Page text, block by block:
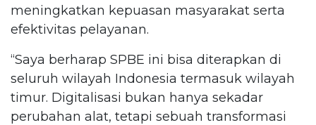
meningkatkan kepuasan masyarakat serta
efektivitas pelayanan.
“Saya berharap SPBE ini bisa diterapkan di
seluruh wilayah Indonesia termasuk wilayah
timur. Digitalisasi bukan hanya sekadar
perubahan alat, tetapi sebuah transformasi